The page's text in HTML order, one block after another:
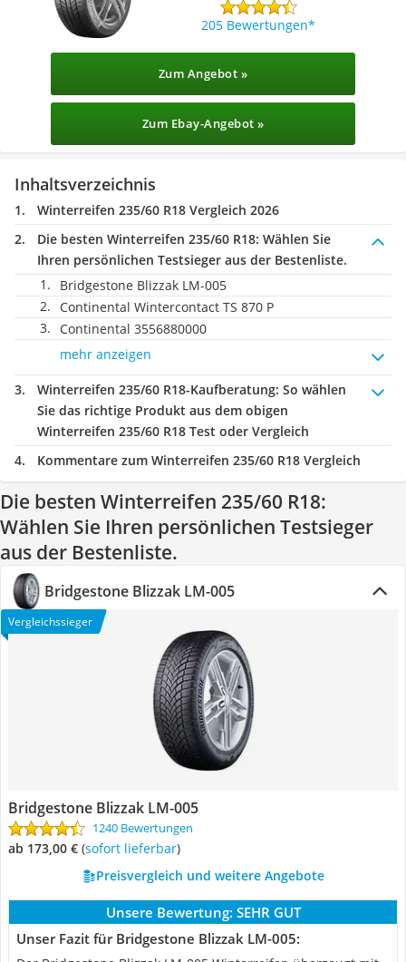
205 Bewertungen
Zum Angebot »
Zum Ebay-Angebot »
Inhaltsverzeichnis
Winterreifen 235/60 R18 Vergleich 2026
Die besten Winterreifen 235/60 R18: Wählen Sie
Ihren persönlichen Testsieger aus der Bestenliste.
Bridgestone Blizzak LM-005
Continental Wintercontact TS 870 P
Continental 3556880000
mehr anzeigen
Winterreifen 235/60 R18-Kaufberatung: So wählen
Sie das richtige Produkt aus dem obigen
Winterreifen 235/60 R18 Test oder Vergleich
Kommentare zum Winterreifen 235/60 R18 Vergleich
Die besten Winterreifen 235/60 R18:
Wählen Sie Ihren persönlichen Testsieger
aus der Bestenliste.
Bridgestone Blizzak LM-005
Vergleichssieger
Bridgestone Blizzak LM-005
1240 Bewertungen
ab 173,00 € ( Sofort lieferbar)
Preisvergleich und weitere Angebote
Unsere Bewertung: SEHR GUT
Unser Fazit für Bridgestone Blizzak LM-005: